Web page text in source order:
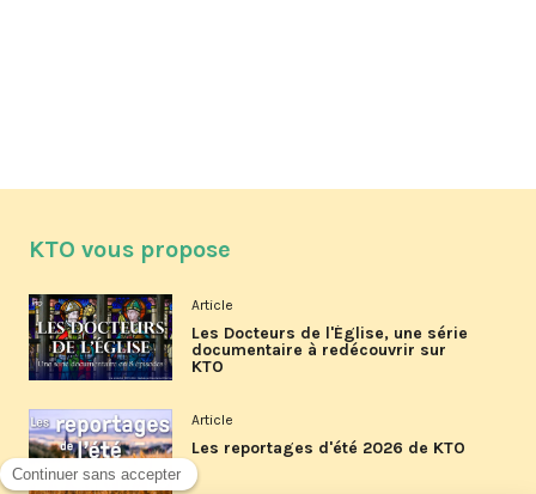
KTO vous propose
Article
Les Docteurs de l'Église, une série
documentaire à redécouvrir sur
KTO
Article
Les reportages d'été 2026 de KTO